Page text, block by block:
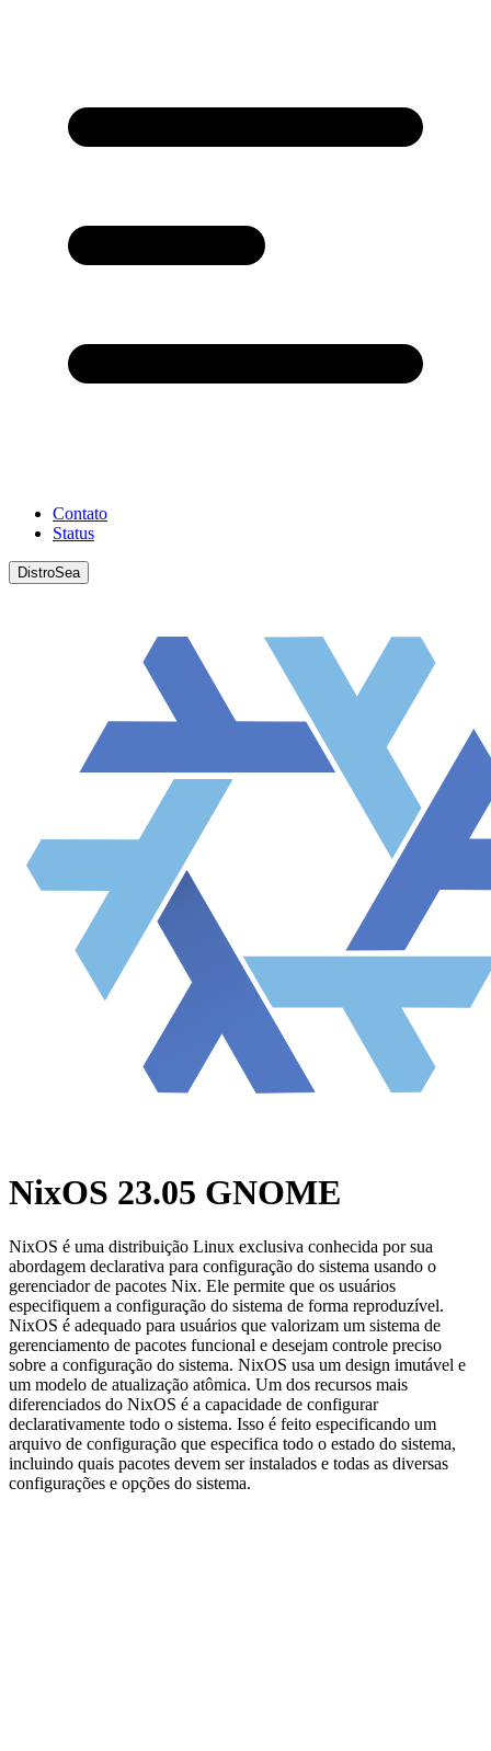
Contato
Status
DistroSea
NixOS 23.05 GNOME
NixOS é uma distribuição Linux exclusiva conhecida por sua
abordagem declarativa para configuração do sistema usando o
gerenciador de pacotes Nix. Ele permite que os usuários
especifiquem a configuração do sistema de forma reproduzível.
NixOS é adequado para usuários que valorizam um sistema de
gerenciamento de pacotes funcional e desejam controle preciso
sobre a configuração do sistema. NixOS usa um design imutável e
um modelo de atualização atômica. Um dos recursos mais
diferenciados do NixOS é a capacidade de configurar
declarativamente todo o sistema. Isso é feito especificando um
arquivo de configuração que especifica todo o estado do sistema,
incluindo quais pacotes devem ser instalados e todas as diversas
configurações e opções do sistema.